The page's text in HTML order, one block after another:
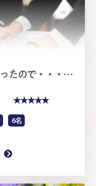
以前葬儀を行ったことがあったので・・・・家族葬1日（仏式）
★★★★★
6名